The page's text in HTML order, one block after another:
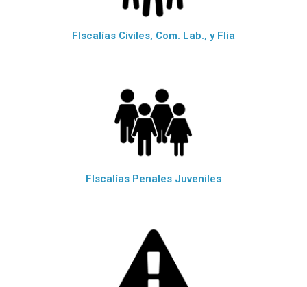
FIscalías Civiles, Com. Lab., y Flia
FIscalías Penales Juveniles